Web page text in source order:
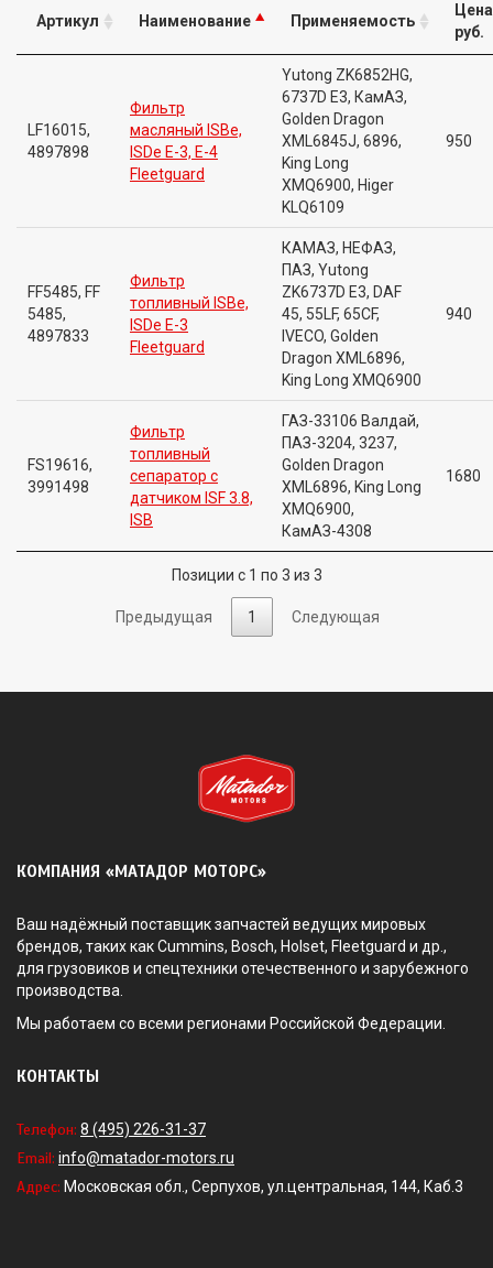
Артикул Наименование Применяемость
руб.
LF16015,
4897898
Фильтр
масляный ISBe,
ISDe E-3, E-4
Fleetguard
Yutong ZK6852HG,
6737D E3, КамАЗ,
Golden Dragon
XML6845J, 6896,
King Long
XMQ6900, Higer
KLQ6109
950
FF5485, FF
5485,
4897833
Фильтр
топливный ISBe,
ISDe E-3
Fleetguard
КАМАЗ, НЕФАЗ,
ПАЗ, Yutong
ZK6737D E3, DAF
45, 55LF, 65CF,
IVECO, Golden
Dragon XML6896,
King Long XMQ6900
940
FS19616,
3991498
Фильтр
топливный
сепаратор с
датчиком ISF 3.8,
ISB
ГАЗ-33106 Валдай,
ПАЗ-3204, 3237,
Golden Dragon
XML6896, King Long
XMQ6900,
КамАЗ-4308
1680
Позиции с 1 по 3 из 3
Предыдущая 1 Следующая
КОМПАНИЯ «МАТАДОР МОТОРС»
Ваш надёжный поставщик запчастей ведущих мировых
брендов, таких как Cummins, Bosch, Holset, Fleetguard и др.,
для грузовиков и спецтехники отечественного и зарубежного
производства.
Мы работаем со всеми регионами Российской Федерации.
КОНТАКТЫ
Телефон: 8 (495) 226-31-37
Email: info@matador-motors.ru
Адрес: Московская обл., Серпухов, ул.центральная, 144, Каб.3